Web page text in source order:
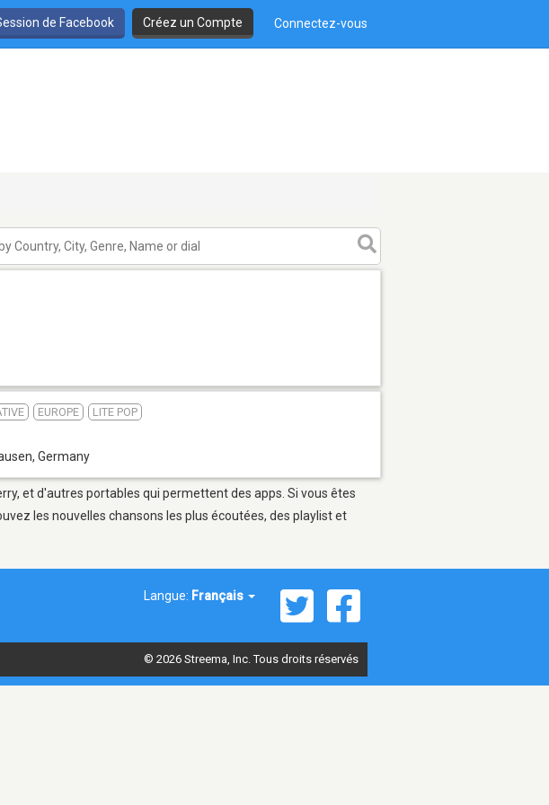
de Facebook Créez un Compte Connectez-vous
EUROPE
LITE POP
, Germany
et d'autres portables qui permettent des apps. Si vous êtes
les nouvelles chansons les plus écoutées, des playlist et
Langue: Français
© 2026 Streema, Inc. Tous droits réservés